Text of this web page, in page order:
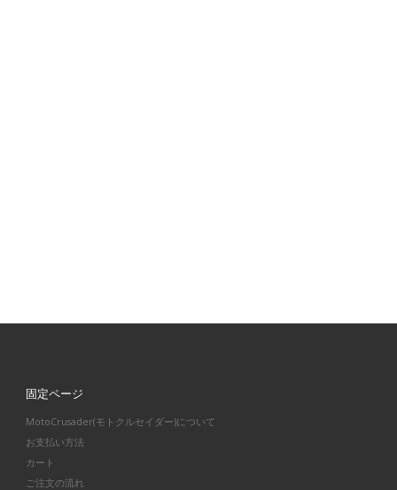
固定ページ
MotoCrusader(モトクルセイダー)について
お支払い方法
カート
ご注文の流れ